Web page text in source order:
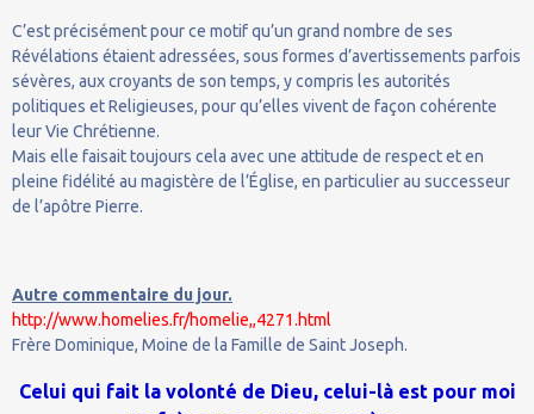
C’est précisément pour ce motif qu’un grand nombre de ses
Révélations étaient adressées, sous formes d’avertissements parfois
sévères, aux croyants de son temps, y compris les autorités
politiques et Religieuses, pour qu’elles vivent de façon cohérente
leur Vie Chrétienne.
Mais elle faisait toujours cela avec une attitude de respect et en
pleine fidélité au magistère de l’Église, en particulier au successeur
de l’apôtre Pierre.
Autre commentaire du jour.
http://www.homelies.fr/homelie,,4271.html
Frère Dominique, Moine de la Famille de Saint Joseph.
Celui qui fait la volonté de Dieu, celui-là est pour moi